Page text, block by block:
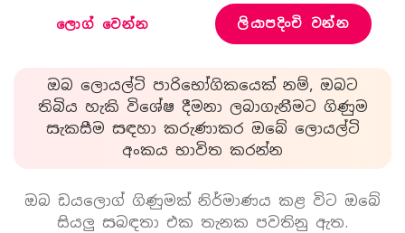
ලොග් වෙන්න ලියාපදිංචි වන්න
ඔබ ලොයල්ටි පාරිභෝගිකයෙක් නම්, ඔබට
තිබිය හැකි විශේෂ දීමනා ලබාගැනීමට ගිණුම
සැකසීම සඳහා කරුණාකර ඔබේ ලොයල්ටි
අංකය භාවිත කරන්න
ඔබ ඩයලොග් ගිණුමක් නිර්මාණය කළ විට ඔබේ
සියලු සබඳතා එක තැනක පවතිනු ඇත.